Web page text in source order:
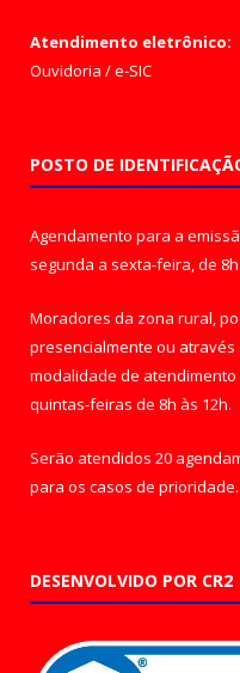
Atendimento eletrônico:
Ouvidoria /e-SIC
POSTO DE
Agendamento para a
segunda a sexta-feira, de
Moradores da zona rural,
presencialmente ou através
modalidade de
quintas-feiras de 8h às 12h.
Serão atendidos 20
para os casos de prioridade.
DESENVOLVIDO POR CR2